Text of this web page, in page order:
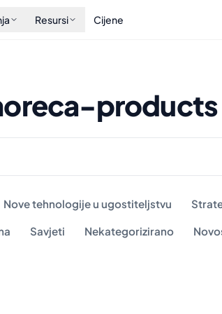
Resursi Cijene
products
Nove tehnologije u ugostiteljstvu
Savjeti Nekategorizirano